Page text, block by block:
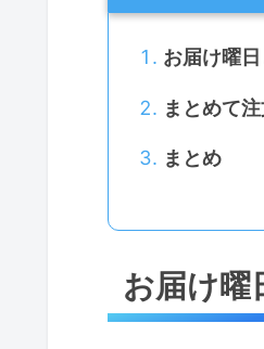
お届け曜
まとめて
まとめ
お届け曜